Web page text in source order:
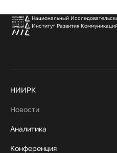
Национальный
Институт Развития
НИИРК
Новости
Аналитика
Конференция